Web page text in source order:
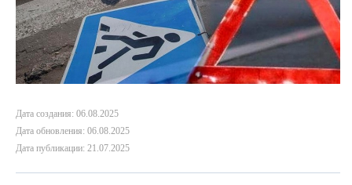
Дата создания: 06.08.2025
Дата обновления: 06.08.2025
Дата публикации: 21.07.2025